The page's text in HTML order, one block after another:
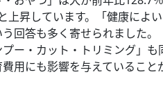
上昇しています。「健康によ
回答も多く寄せられました。
プー・カット・トリミング」
費用にも影響を与えていること